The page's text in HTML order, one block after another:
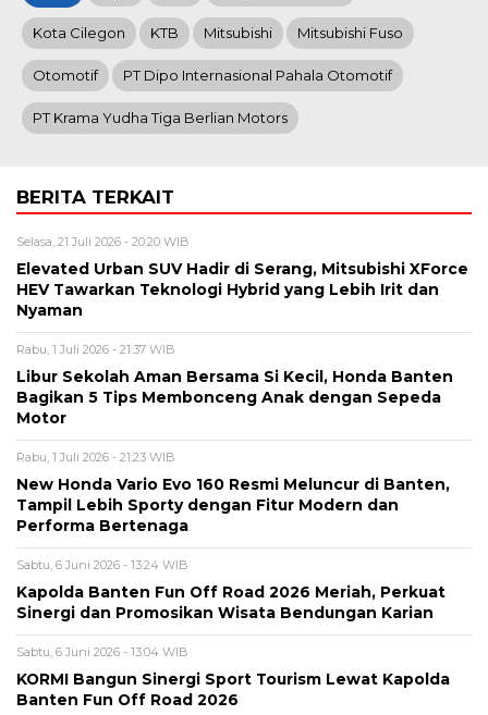
Kota Cilegon KTB Mitsubishi Mitsubishi Fuso
Otomotif PT Dipo Internasional Pahala Otomotif
PT Krama Yudha Tiga Berlian Motors
BERITA TERKAIT
Selasa, 21 Juli 2026 - 20:20 WIB
Elevated Urban SUV Hadir di Serang, Mitsubishi XForce
HEV Tawarkan Teknologi Hybrid yang Lebih Irit dan
Nyaman
Rabu, 1 Juli 2026 - 21:37 WIB
Libur Sekolah Aman Bersama Si Kecil, Honda Banten
Bagikan 5 Tips Membonceng Anak dengan Sepeda
Motor
Rabu, 1 Juli 2026 - 21:23 WIB
New Honda Vario Evo 160 Resmi Meluncur di Banten,
Tampil Lebih Sporty dengan Fitur Modern dan
Performa Bertenaga
Sabtu, 6 Juni 2026 - 13:24 WIB
Kapolda Banten Fun Off Road 2026 Meriah, Perkuat
Sinergi dan Promosikan Wisata Bendungan Karian
Sabtu, 6 Juni 2026 - 13:04 WIB
KORMI Bangun Sinergi Sport Tourism Lewat Kapolda
Banten Fun Off Road 2026